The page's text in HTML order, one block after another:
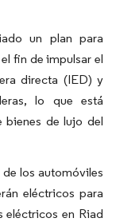
un plan para
fin de impulsar el
directa (IED) y
lo que está
bienes de lujo del
los automóviles
eléctricos para
eléctricos en Riad